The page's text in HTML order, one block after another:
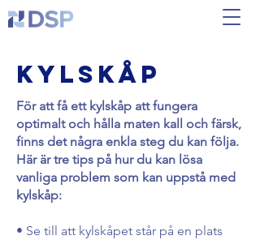
Kylskåp
För att få ett kylskåp att fungera
optimalt och hålla maten kall och färsk,
finns det några enkla steg du kan följa.
Här är tre tips på hur du kan lösa
vanliga problem som kan uppstå med
kylskåp:
• Se till att kylskåpet står på en plats